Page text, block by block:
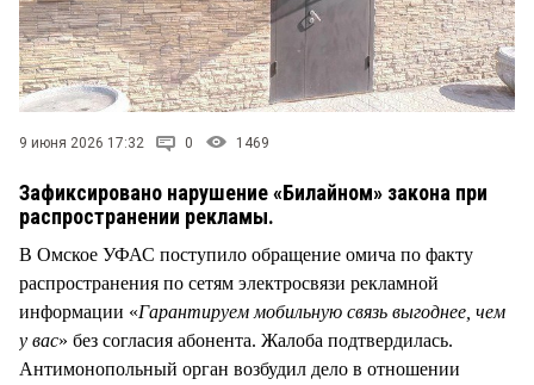
9 июня 2026 17:32 0 1469
Зафиксировано нарушение «Билайном» закона при
распространении рекламы.
В Омское УФАС поступило обращение омича по факту
распространения по сетям электросвязи рекламной
информации «Гарантируем мобильную связь выгоднее, чем
у вас» без согласия абонента. Жалоба подтвердилась.
Антимонопольный орган возбудил дело в отношении